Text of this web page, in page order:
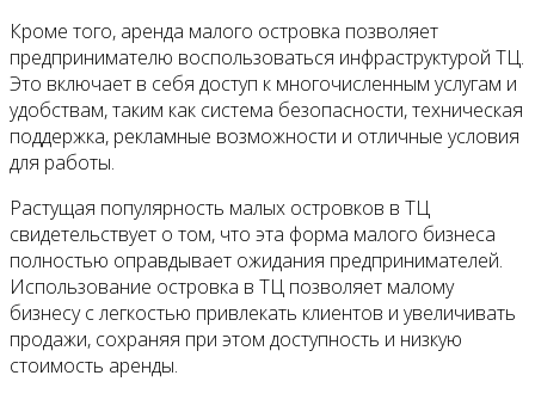
Кроме того, аренда малого островка позволяет
предпринимателю воспользоваться инфраструктурой ТЦ.
Это включает в себя доступ к многочисленным услугам и
удобствам, таким как система безопасности, техническая
поддержка, рекламные возможности и отличные условия
для работы.
Растущая популярность малых островков в ТЦ
свидетельствует о том, что эта форма малого бизнеса
полностью оправдывает ожидания предпринимателей.
Использование островка в ТЦ позволяет малому
бизнесу с легкостью привлекать клиентов и увеличивать
продажи, сохраняя при этом доступность и низкую
стоимость аренды.